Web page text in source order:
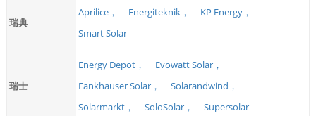
瑞典
Aprilice， Energiteknik，
KP Energy，
Smart Solar
瑞士
Energy Depot，
Evowatt Solar，
Fankhauser Solar，
Solarandwind，
Solarmarkt，
SoloSolar， Supersolar